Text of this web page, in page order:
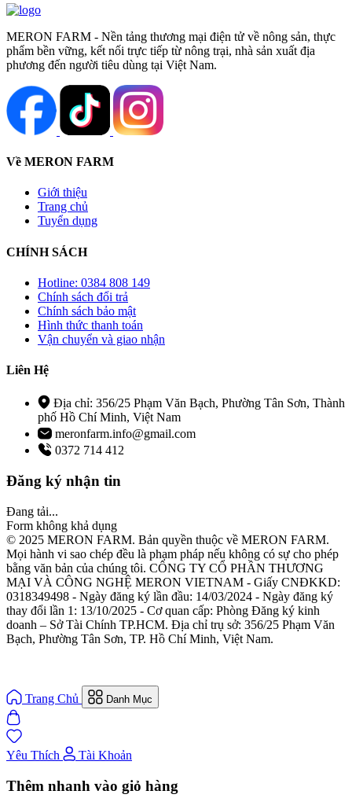
MERON FARM - Nền tảng thương mại điện tử về nông sản, thực
phẩm bền vững, kết nối trực tiếp từ nông trại, nhà sản xuất địa
phương đến người tiêu dùng tại Việt Nam.
Về MERON FARM
Giới thiệu
Trang chủ
Tuyển dụng
CHÍNH SÁCH
Hotline: 0384 808 149
Chính sách đổi trả
Chính sách bảo mật
Hình thức thanh toán
Vận chuyển và giao nhận
Liên Hệ
Địa chỉ: 356/25 Phạm Văn Bạch, Phường Tân Sơn, Thành
phố Hồ Chí Minh, Việt Nam
meronfarm.info@gmail.com
0372 714 412
Đăng ký nhận tin
Đang tải...
Form không khả dụng
© 2025 MERON FARM. Bản quyền thuộc về MERON FARM.
Mọi hành vi sao chép đều là phạm pháp nếu không có sự cho phép
bằng văn bản của chúng tôi. CÔNG TY CỔ PHẦN THƯƠNG
MẠI VÀ CÔNG NGHỆ MERON VIETNAM - Giấy CNĐKKD:
0318349498 - Ngày đăng ký lần đầu: 14/03/2024 - Ngày đăng ký
thay đổi lần 1: 13/10/2025 - Cơ quan cấp: Phòng Đăng ký kinh
doanh – Sở Tài Chính TP.HCM. Địa chỉ trụ sở: 356/25 Phạm Văn
Bạch, Phường Tân Sơn, TP. Hồ Chí Minh, Việt Nam.
Trang Chủ Danh Mục
Yêu Thích Tài Khoản
Thêm nhanh vào giỏ hàng